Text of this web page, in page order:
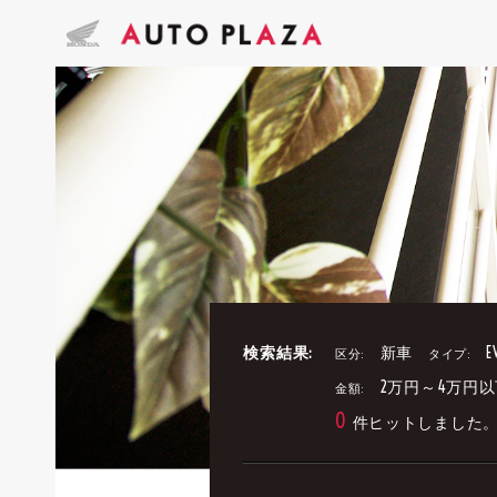
検索結果: 区分: 新車 タイプ:
金額: 2万円～4万円
0 件ヒットしました。